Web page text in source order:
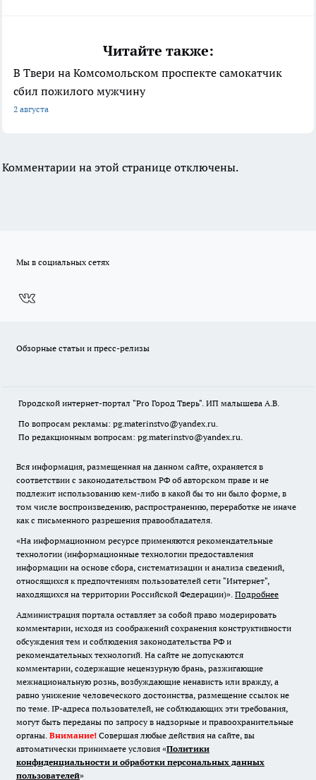
Читайте также:
В Твери на Комсомольском проспекте самокатчик
сбил пожилого мужчину
2 августа
Комментарии на этой странице отключены.
Мы в социальных сетях
Обзорные статьи и пресс-релизы
Городской интернет-портал "Pro Город Тверь". ИП малышева А.В.
По вопросам рекламы: pg.materinstvo@yandex.ru.
По редакционным вопросам: pg.materinstvo@yandex.ru.
Вся информация, размещенная на данном сайте, охраняется в
соответствии с законодательством РФ об авторском праве и не
подлежит использованию кем-либо в какой бы то ни было форме, в
том числе воспроизведению, распространению, переработке не иначе
как с письменного разрешения правообладателя.
«На информационном ресурсе применяются рекомендательные
технологии (информационные технологии предоставления
информации на основе сбора, систематизации и анализа сведений,
относящихся к предпочтениям пользователей сети "Интернет",
находящихся на территории Российской Федерации)». Подробнее
Администрация портала оставляет за собой право модерировать
комментарии, исходя из соображений сохранения конструктивности
обсуждения тем и соблюдения законодательства РФ и
рекомендательных технологий. На сайте не допускаются
комментарии, содержащие нецензурную брань, разжигающие
межнациональную рознь, возбуждающие ненависть или вражду, а
равно унижение человеческого достоинства, размещение ссылок не
по теме. IP-адреса пользователей, не соблюдающих эти требования,
могут быть переданы по запросу в надзорные и правоохранительные
органы. Внимание! Совершая любые действия на сайте, вы
автоматически принимаете условия «Политики
конфиденциальности и обработки персональных данных
пользователей»